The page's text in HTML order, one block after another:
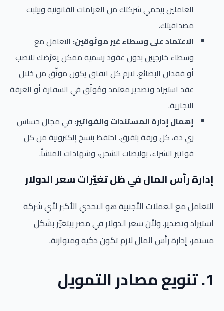
العاملين بيحمي شركتك من الغرامات القانونية وبيثبت
مصداقيتك.
الاعتماد على وسطاء غير موثوقين: التعامل مع
وسطاء خارجيين بدون عقود رسمية ممكن يعرّضك للنصب
أو فقدان البضائع. لازم كل اتفاق يكون موثّق من خلال
عقد استيراد وتصدير معتمد ومُوثّق في السفارة أو الغرفة
التجارية.
إهمال إدارة المستندات والفواتير: في مجال حساس
زي ده، كل ورقة بتفرق. احتفظ بنسخ إلكترونية من كل
فواتير الشراء، بوليصات الشحن، وشهادات المنشأ.
إدارة رأس المال في ظل تغيّرات سعر الدولار
التعامل مع العملات الأجنبية هو التحدي الأكبر لأي شركة
استيراد وتصدير. ولأن سعر الدولار في مصر بيتغيّر بشكل
مستمر، إدارة رأس المال لازم تكون ذكية ومتوازنة.
1. تنويع مصادر التمويل